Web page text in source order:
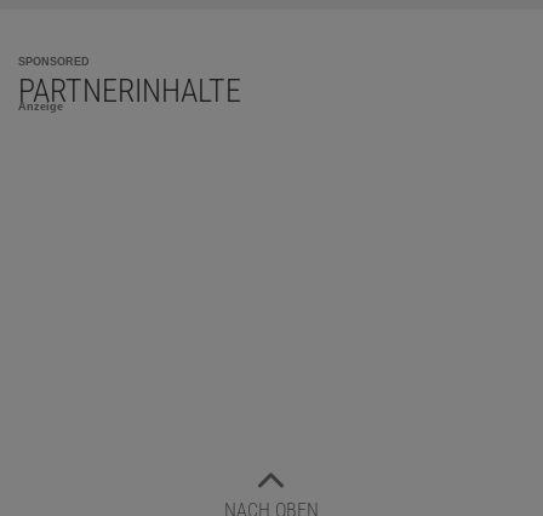
SPONSORED
PARTNERINHALTE
Anzeige
NACH OBEN